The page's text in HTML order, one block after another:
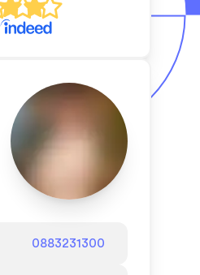
0883231300